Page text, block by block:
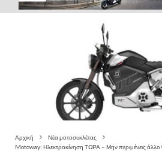
Αρχική
Νέα μοτοσυκλέτας
Motoway: Ηλεκτροκίνηση ΤΩΡΑ – Μην περιμένεις άλλο!